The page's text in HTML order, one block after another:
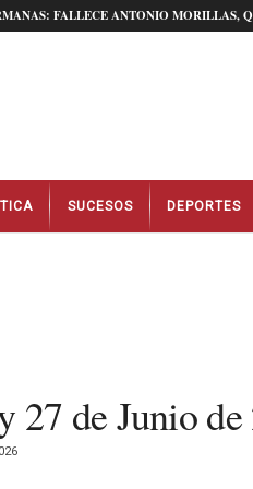
FALLECE ANTONIO MORILLAS,
SUCESOS DEPORTES
27 de Junio